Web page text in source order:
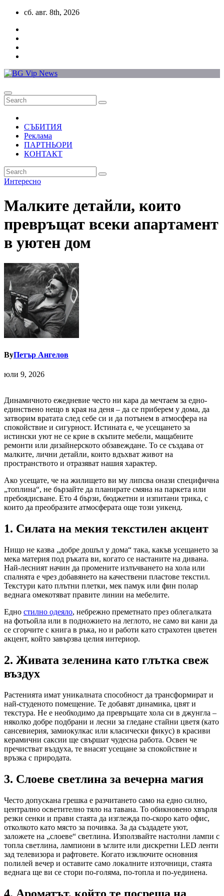
Skip
content
сб. авг. 8th, 2026
СЪБИТИЯ
Реклама
ПАРТНЬОРИ
КОНТАКТ
Интересно
Малките детайли, които
превръщат всеки апартамент
в уютен дом
ByПетър Ангелов
юли 9, 2026
Динамичното ежедневие често ни кара да мечтаем за едно-
единствено нещо в края на деня – да се приберем у дома, да
затворим вратата след себе си и да потънем в атмосфера на
спокойствие и сигурност. Истината е, че усещането за
истински уют не се крие в скъпите мебели, мащабните
ремонти или дизайнерското обзавеждане. То се създава от
малките, лични детайли, които вдъхват живот на
пространството и отразяват нашия характер.
Ако усещате, че на жилището ви му липсва онази специфична
„топлина“, не бързайте да планирате смяна на паркета или
пребоядисване. Ето 4 бързи, бюджетни и изпитани трика, с
които да преобразите атмосферата още този уикенд.
1. Силата на мекия текстилен акцент
Нищо не казва „добре дошъл у дома“ така, какъв усещането за
мека материя под ръката ви, когато се настаните на дивана.
Най-лесният начин да промените излъчването на хола или
спалнята е чрез добавянето на качествени пластове текстил.
Текстури като плътни плетки, мек памук или фин полар
веднага омекотяват правите линии на мебелите.
Едно стилно одеяло, небрежно преметнато през облегалката
на фотьойла или в подножието на леглото, не само ви кани да
се сгорчите с книга в ръка, но и работи като страхотен цветен
акцент, който завързва целия интериор.
2. Живата зеленина като глътка свеж
въздух
Растенията имат уникалната способност да трансформират и
най-студеното помещение. Те добавят динамика, цвят и
текстура. Не е необходимо да превръщате хола си в джунгла –
няколко добре подбрани и лесни за гледане стайни цветя (като
сансевиерия, замиокулкас или класически фикус) в красиви
керамични саксии ще свършат чудесна работа. Освен че
пречистват въздуха, те внасят усещане за спокойствие и
връзка с природата.
3. Слоеве светлина за вечерна магия
Често допускана грешка е разчитането само на едно силно,
централно осветително тяло на тавана. То обикновено хвърля
резки сенки и прави стаята да изглежда по-скоро като офис,
отколкото като място за почивка. За да създадете уют,
заложете на „слоеве“ светлина. Използвайте настолни лампи с
топла светлина, лампиони в ъглите или дискретни LED ленти
зад телевизора и рафтовете. Когато изключите основния
полилей вечер и оставите само локалните източници, стаята
веднага ще ви се стори по-голяма, по-топла и по-уединена.
4. Ароматът, който те посреща на